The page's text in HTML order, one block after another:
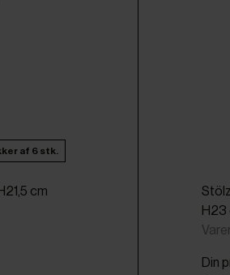
af 6 stk.
cm
H23
Din